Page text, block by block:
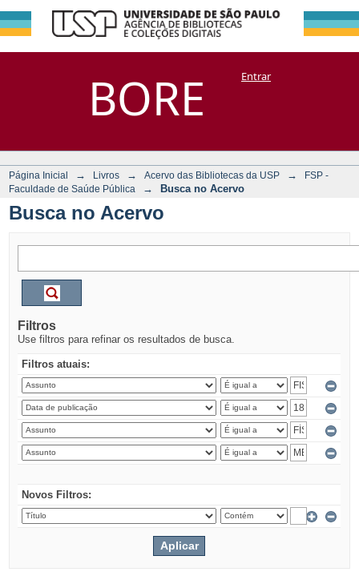
BORE
Busca no Acervo
DSpace/Manakin + CoriscoEntrar
Página Inicial → Livros → Acervo das Bibliotecas da USP →
FSP -
Faculdade de Saúde Pública
→ Busca no Acervo
Busca no Acervo
Filtros
Use filtros para refinar os resultados de busca.
Filtros atuais:
Novos Filtros: